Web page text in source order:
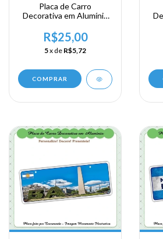
Placa de Carro
Decorativa em Alumínio
Viagem a Argentina -
Buenos Aires
R$25,00
5x de R$5,72
COMPRAR